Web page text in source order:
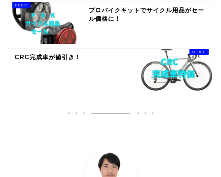
プロバイクキットでサイクル用品がセー
ル価格に！
CRC完成車が値引き！